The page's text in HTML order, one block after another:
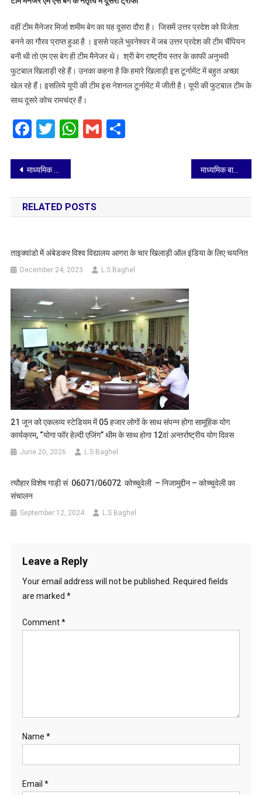
वहीं टीम मैनेजर मिर्जा शमीम बेग का यह दूसरा दौरा है। जिसमें उत्तर प्रदेश को विजेता
बनने का गौरव प्राप्त हुआ है । इससे पहले भुवनेश्वर में जब उत्तर प्रदेश की टीम चैंपियन
बनी थी तो एम एस बेग ही टीम मैनेजर थे। श्री बेग राष्ट्रीय स्तर के काफी अनुभवी
फुटबाल खिलाड़ी रहे हैं। उनका कहना है कि हमारे खिलाड़ी इस टूर्नामेंट में बहुत अच्छा
खेल रहे हैं। इसलिये यूपी की टीम इस नेशनल टूर्नामेंट में जीती है। यूपी की फुटबाल टीम के
साथ दूसरे कोच रामचंद्र हैं।
Facebook
Twitter
WhatsApp
GmailShare
Post
navigation
माध्यमिक हैंडबॉल के दो वर्गों में एम डी जैन विजेता जबकि एक वर्ग में नगर निगम विजेता माध्यमिक बालिका टेबल टेनिस में गोपीचंद शिवहरे श्री रतन मुनि गर्ल्स एवं रामस्वरूप सिंघल गर्ल्स इंटर कॉलेज बने विजेता
RELATED POSTS
ताइक्वांडो में अंबेडकर विश्व विद्यालय आगरा के चार खिलाड़ी ऑल इंडिया के लिए चयनित
December 24, 2023 L.S Baghel
21 जून को एकलव्य स्टेडियम में 05 हजार लोगों के साथ संपन्न होगा सामूहिक योग
कार्यक्रम, “योगा फॉर हेल्दी एजिंग” थीम के साथ होगा 12वां अन्तर्राष्ट्रीय योग दिवस
June 20, 2026 L.S Baghel
त्यौहार विशेष गाड़ी सं 06071/06072 कोच्चुवेली – निजामुद्दीन – कोच्चुवेली का
संचालन
September 12, 2024 L.S Baghel
Leave a Reply
Your email address will not be published.
Required fields
are marked *
Comment*
Name *
Email *